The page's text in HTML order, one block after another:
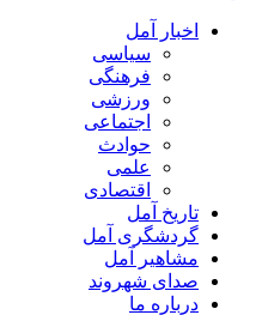
اخبار آمل
سیاسی
فرهنگی
ورزشی
اجتماعی
حوادث
علمی
اقتصادی
تاریخ آمل
گردشگری آمل
مشاهیر آمل
صدای شهروند
درباره ما